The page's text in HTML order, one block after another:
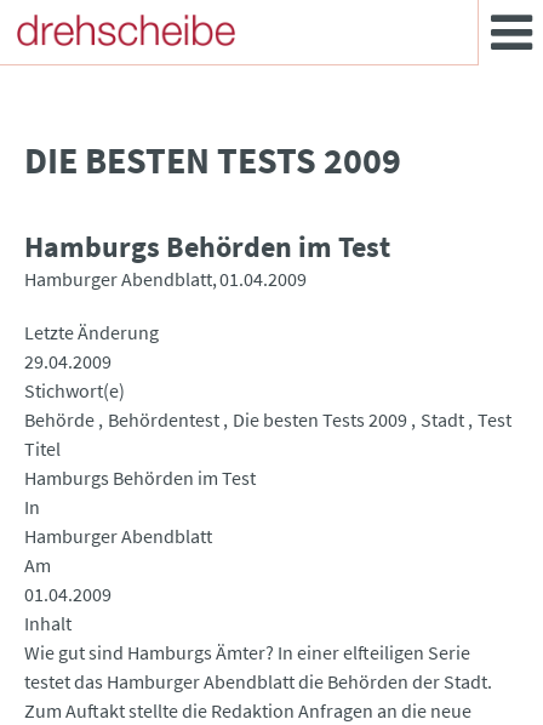
DIE BESTEN TESTS 2009
Hamburgs Behörden im Test
Hamburger Abendblatt 01.04.2009
Letzte Änderung
29.04.2009
Stichwort(e)
Behörde Behördentest Die besten Tests 2009 Stadt Test
Titel
Hamburgs Behörden im Test
In
Hamburger Abendblatt
Am
01.04.2009
Inhalt
Wie gut sind Hamburgs Ämter? In einer elfteiligen Serie
testet das Hamburger Abendblatt die Behörden der Stadt.
Zum Auftakt stellte die Redaktion Anfragen an die neue